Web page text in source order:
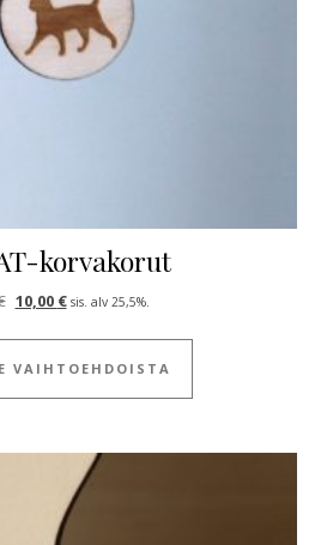
korvakorut
Alkuperäinen hinta oli: 17,50 €.
10,00 €Nykyinen hinta on: 10,00 €.
sis. alv 25,5%.
VAIHTOEHDOISTA
Tällä tuotteella